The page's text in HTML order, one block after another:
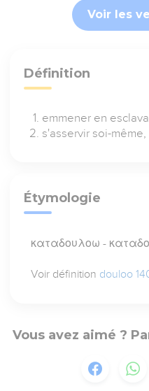
Voir les
Définition
emmener en
s'asservir soi-
Étymologie
καταδουλοω -
Voir définition douloo
Vous avez aimé ?